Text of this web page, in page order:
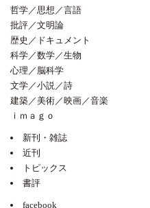
哲学／思想／言語
批評／文明論
歴史／ドキュメント
科学／数学／生物
心理／脳科学
文学／小説／詩
建築／美術／映画／音楽
ｉｍａｇｏ
新刊・雑誌
近刊
トピックス
書評
facebook